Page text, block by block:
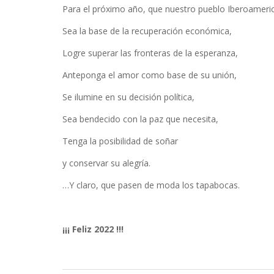
Para el próximo año, que nuestro pueblo
Sea la base de la recuperación económica,
Logre superar las fronteras de la esperanza,
Anteponga el amor como base de su unión,
Se ilumine en su decisión política,
Sea bendecido con la paz que necesita,
Tenga la posibilidad de soñar
y conservar su alegría.
…Y claro, que pasen de moda los tapabocas.
¡¡¡ Feliz 2022 !!!